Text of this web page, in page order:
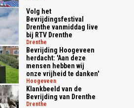
Volg het
Bevrijdingsfestival
Drenthe vanmiddag live
bij RTV Drenthe
drenthe
Bevrijding Hoogeveen
herdacht: 'Aan deze
mensen hebben wij
onze vrijheid te danken'
hoogeveen
Klankbeeld van de
Bevrijding van Drenthe
drenthe